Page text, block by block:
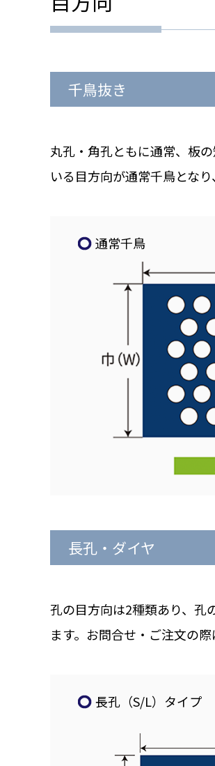
千鳥抜き
丸孔・角孔ともに通常、板
いる目方向が通常千鳥とな
通常千鳥
長孔・ダイヤ
孔の目方向は2種類あり、孔
ます。お問合せ・ご注文の
長孔（S/L）タイプ